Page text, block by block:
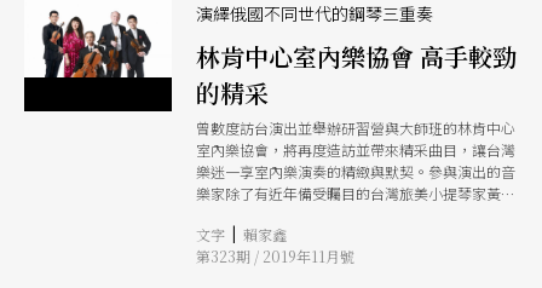
吉是非常棒的選擇，或因他的原住民血統，讓演唱
些許脫離學院派氣息，多了些狂放的自然風情。
指揮家陳雲紅已離開台北室內合唱團藝術總監職
務，但先前連續3年「紅紅夫人的異想世界」系
列，無論是伯恩斯坦的《奇徹斯特詩篇》、
演繹俄國不同世代的鋼琴三重奏
林肯中心室內樂協會 高手較勁
的精采
曾數度訪台演出並舉辦研習營與大師班的林肯中心
室內樂協會，將再度造訪並帶來精采曲目，讓台灣
樂迷一享室內樂演奏的精緻與默契。參與演出的音
樂家除了有近年備受矚目的台灣旅美小提琴家黃俊
維奇、阿倫斯基與柴科夫斯基的鋼琴三重奏，反映
俄國音樂世代交替，可說是難得一見的高手較勁。
文字 | 賴家鑫
第323期 / 2019年11月號